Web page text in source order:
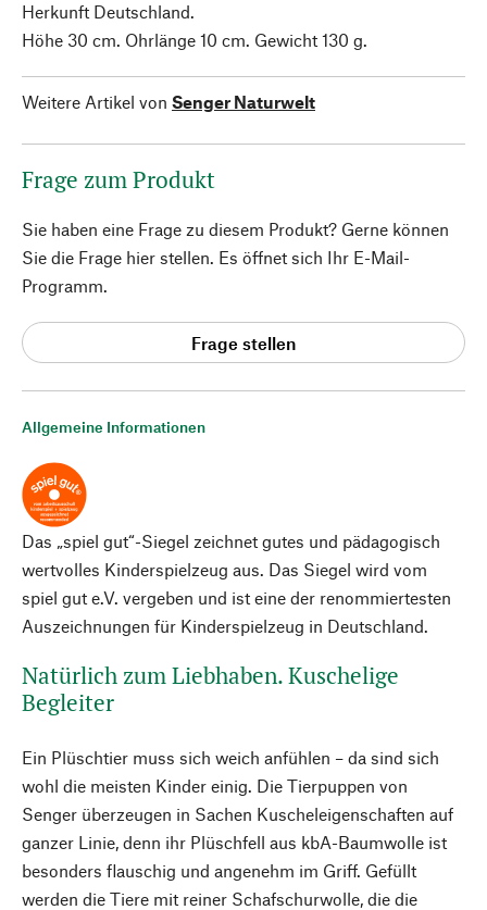
Allgemeine Informationen
Das „spiel gut“-Siegel zeichnet gutes und pädagogisch
wertvolles Kinderspielzeug aus. Das Siegel wird vom
spiel gut e.V. vergeben und ist eine der renommiertesten
Auszeichnungen für Kinderspielzeug in Deutschland.
Natürlich zum Liebhaben. Kuschelige
Begleiter
Ein Plüschtier muss sich weich anfühlen – da sind sich
wohl die meisten Kinder einig. Die Tierpuppen von
Senger überzeugen in Sachen Kuscheleigenschaften auf
ganzer Linie, denn ihr Plüschfell aus kbA-Baumwolle ist
besonders flauschig und angenehm im Griff. Gefüllt
werden die Tiere mit reiner Schafschurwolle, die die
Herkunft Deutschland.
Höhe 30 cm. Ohrlänge 10 cm. Gewicht 130 g.
Weitere Artikel von Senger Naturwelt
Frage zum Produkt
Sie haben eine Frage zu diesem Produkt? Gerne können
Sie die Frage hier stellen. Es öffnet sich Ihr E-Mail-
Programm.
Frage stellen